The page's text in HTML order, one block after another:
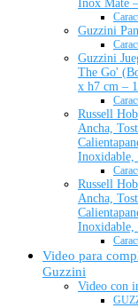
Inox Mate
Guzzini
Guzzini
The Go'
x h7 cm –
Russell
Ancha,
Inoxidable,
Russell
Ancha,
Inoxidable,
Video para
Guzzini
Video con